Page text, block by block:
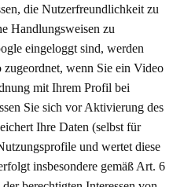
die Nutzerfreundlichkeit zu
Handlungsweisen zu
eingeloggt sind, werden
wenn Sie ein Video
mit Ihrem Profil bei
Sie sich vor Aktivierung des
Ihre Daten (selbst für
und wertet diese
insbesondere gemäß Art. 6